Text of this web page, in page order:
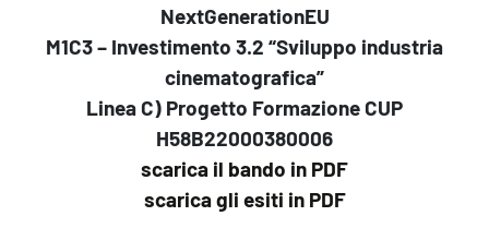
NextGenerationEU
M1C3 – Investimento 3.2 “Sviluppo industria
cinematografica”
Linea C) Progetto Formazione CUP
H58B22000380006
scarica il bando in PDF
scarica gli esiti in PDF